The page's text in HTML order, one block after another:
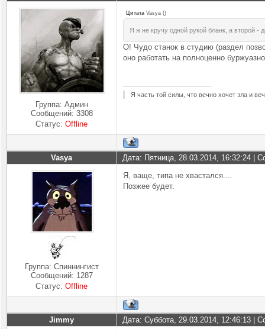
Группа: Админ
Сообщений: 3308
Статус:Offline
Цитата Vasya ()
Я ж не кручу одной рукой бланк, а второй -
О! Чудо станок в студию (раздел
оно работать на полноценно
Я часть той силы, что вечно хочет зла и
Vasya Дата: Пятница, 28.03.2014, 16:32:24 |
Группа: Спиннингист
Сообщений: 1287
Статус:Offline
Я, ваще, типа не хвастался....
Позжее будет.
Jimmy Дата: Суббота, 29.03.2014, 12:46:13 |